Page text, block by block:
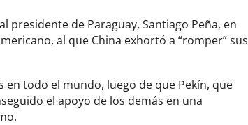
de Paraguay, Santiago Peña, en
al que China exhortó a “romper” sus
todo el mundo, luego de que Pekín, que
el apoyo de los demás en una